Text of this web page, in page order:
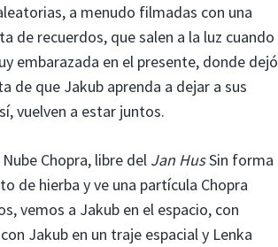
a menudo filmadas con una
de recuerdos, que salen a la luz cuando
embarazada en el presente, donde dejó
de que Jakub aprenda a dejar a sus
vuelven a estar juntos.
Chopra, libre del Jan HusSin forma
de hierba y ve una partícula Chopra
vemos a Jakub en el espacio, con
Jakub en un traje espacial y Lenka